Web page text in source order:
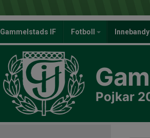
Gammelstads IF Fotboll
Pojkar